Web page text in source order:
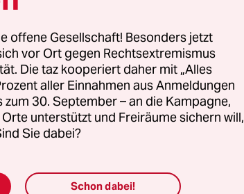
Für
die Menge: Sie
Geschäften
finden. Die
getragen
offene Gesellschaft! Besonders jetzt
vor Ort gegen Rechtsextremismus
Die taz kooperiert daher mit „Alles
aller Einnahmen aus Anmeldungen
zum 30. September – an die Kampagne,
unterstützt und Freiräume sichern will,
Sie dabei?
Schon dabei!